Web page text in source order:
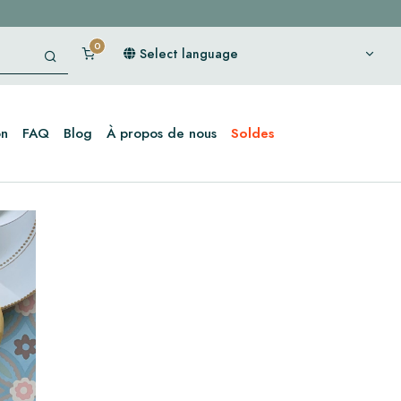
Select language
FAQ Blog À propos de nous Soldes